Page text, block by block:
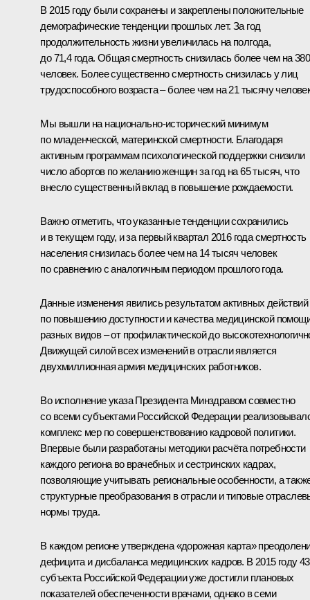
В 2015 году были сохранены и закреплены положительные
демографические тенденции прошлых лет. За год
продолжительность жизни увеличилась на полгода,
до 71,4 года. Общая смертность снизилась более чем на
человек. Более существенно смертность снизилась у лиц
трудоспособного возраста – более чем на 21 тысячу
Мы вышли на национально-исторический минимум
по младенческой, материнской смертности. Благодаря
активным программам психологической поддержки снизили
число абортов по желанию женщин за год на 65 тысяч, что
внесло существенный вклад в повышение рождаемости.
Важно отметить, что указанные тенденции сохранились
и в текущем году, и за первый квартал 2016 года смертность
населения снизилась более чем на 14 тысяч человек
по сравнению с аналогичным периодом прошлого года.
Данные изменения явились результатом активных действий
по повышению доступности и качества медицинской
разных видов – от профилактической до
Движущей силой всех изменений в отрасли является
двухмиллионная армия медицинских работников.
Во исполнение указа Президента Минздравом совместно
со всеми субъектами Российской Федерации
комплекс мер по совершенствованию кадровой политики.
Впервые были разработаны методики расчёта потребности
каждого региона во врачебных и сестринских кадрах,
позволяющие учитывать региональные особенности, а
структурные преобразования в отрасли и типовые
нормы труда.
В каждом регионе утверждена «дорожная карта»
дефицита и дисбаланса медицинских кадров. В 2015 году 43
субъекта Российской Федерации уже достигли плановых
показателей обеспеченности врачами, однако в семи